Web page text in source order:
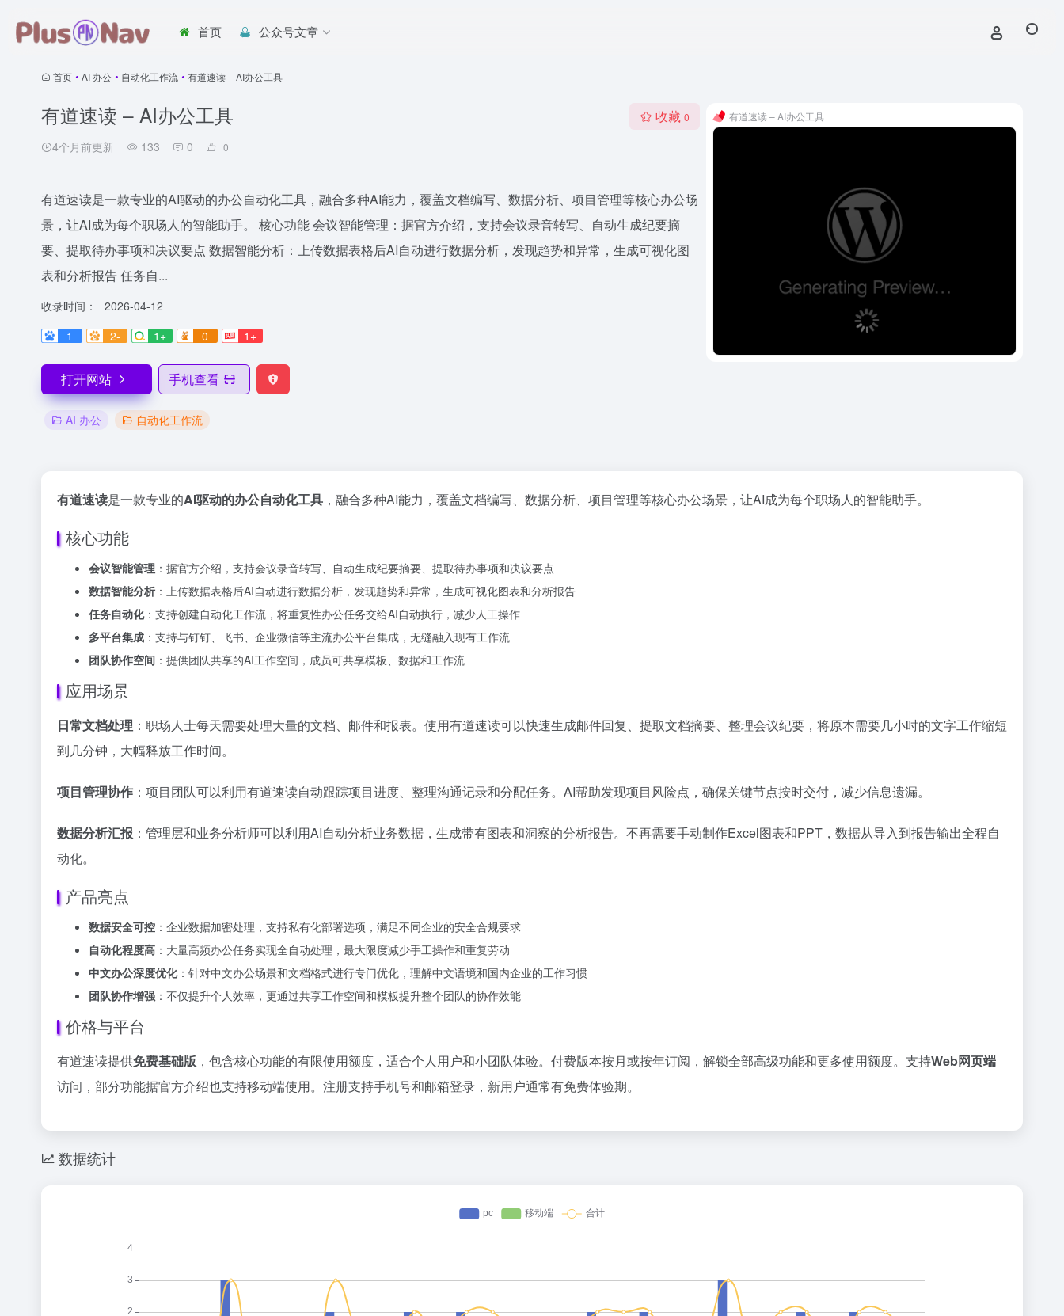
首页 公众号文章
首页 • AI 办公 • 自动化工作流 • 有道速读 – AI办公工具
有道速读 – AI办公工具
4个月前更新 133 0 0
收藏 0
有道速读是一款专业的AI驱动的办公自动化工具，融合多种AI能力，覆盖文档编写、数据分析、项目管理等核心办公场
景，让AI成为每个职场人的智能助手。 核心功能 会议智能管理：据官方介绍，支持会议录音转写、自动生成纪要摘
要、提取待办事项和决议要点 数据智能分析：上传数据表格后AI自动进行数据分析，发现趋势和异常，生成可视化图
表和分析报告 任务自...
收录时间：
2026-04-12
1
2- 1+ 0 1+
打开网站 手机查看
AI 办公 自动化工作流
有道速读 – AI办公工具
有道速读是一款专业的AI驱动的办公自动化工具 ，融合多种AI能力，覆盖文档编写、数据分析、项目管理等核心办公场景，让AI成为每个职场人的智能助手。
核心功能
会议智能管理 ：据官方介绍，支持会议录音转写、自动生成纪要摘要、提取待办事项和决议要点
数据智能分析 ：上传数据表格后AI自动进行数据分析，发现趋势和异常，生成可视化图表和分析报告
任务自动化：支持创建自动化工作流，将重复性办公任务交给AI自动执行，减少人工操作
多平台集成 ：支持与钉钉、飞书、企业微信等主流办公平台集成，无缝融入现有工作流
团队协作空间 ：提供团队共享的AI工作空间，成员可共享模板、数据和工作流
应用场景
日常文档处理 ：职场人士每天需要处理大量的文档、邮件和报表。使用有道速读可以快速生成邮件回复、提取文档摘要、整理会议纪要，将原本需要几小时的文字工作缩短
到几分钟，大幅释放工作时间。
项目管理协作 ：项目团队可以利用有道速读自动跟踪项目进度、整理沟通记录和分配任务。AI帮助发现项目风险点，确保关键节点按时交付，减少信息遗漏。
数据分析汇报 ：管理层和业务分析师可以利用AI自动分析业务数据，生成带有图表和洞察的分析报告。不再需要手动制作Excel图表和PPT，数据从导入到报告输出全程自
动化。
产品亮点
数据安全可控 ：企业数据加密处理，支持私有化部署选项，满足不同企业的安全合规要求
自动化程度高 ：大量高频办公任务实现全自动处理，最大限度减少手工操作和重复劳动
中文办公深度优化：针对中文办公场景和文档格式进行专门优化，理解中文语境和国内企业的工作习惯
团队协作增强 ：不仅提升个人效率，更通过共享工作空间和模板提升整个团队的协作效能
价格与平台
有道速读提供免费基础版 ，包含核心功能的有限使用额度，适合个人用户和小团队体验。付费版本按月或按年订阅，解锁全部高级功能和更多使用额度。支持Web网页端
访问，部分功能据官方介绍也支持移动端使用。注册支持手机号和邮箱登录，新用户通常有免费体验期。
数据统计